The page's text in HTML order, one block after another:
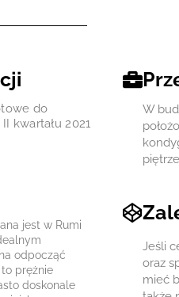
do
kwartału 2021
jest w Rumi
odpocząć
prężnie
doskonale
W
Jeśli
oraz
mieć